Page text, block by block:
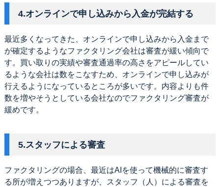
4.オンラインで申し込みから入金が完結する
最近多くなってきた、オンラインで申し込みから入金まで
が確定するようなファクタリング会社は審査が緩い傾向で
す。買い取りの実績や審査通過率の高さをアピールしてい
るような会社は数をこなすため、オンラインで申し込みが
行えるようになっているところが多いです。内容よりも件
数を増やそうとしている会社なのでファクタリング審査が
緩めです。
5.スタッフによる審査
ファクタリングの場合、最近はAIを使って機械的に審査す
る所が増えつつありますが、スタッフ（人）による審査を